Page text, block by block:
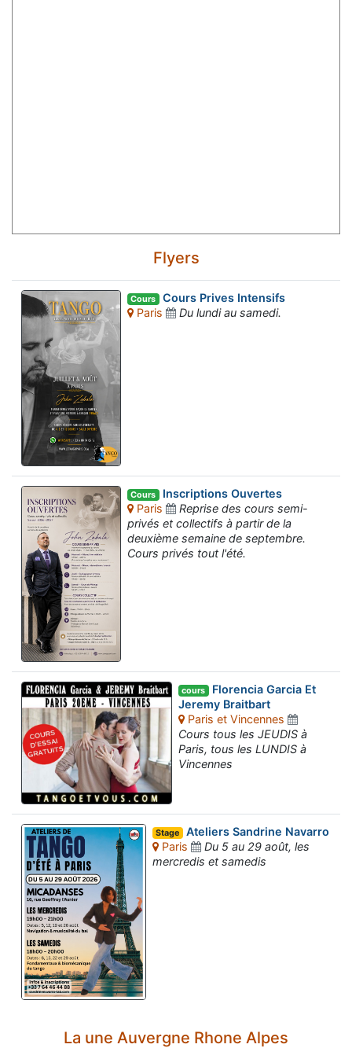
Flyers
Cours Cours Prives Intensifs
Paris
Du lundi au samedi.
Cours Inscriptions Ouvertes
Paris
Reprise des cours semi-
privés et collectifs à partir de la
deuxième semaine de septembre.
Cours privés tout l'été.
cours Florencia Garcia Et
Jeremy Braitbart
Paris et Vincennes
Cours tous les JEUDIS à
Paris, tous les LUNDIS à
Vincennes
Stage Ateliers Sandrine Navarro
Paris
Du 5 au 29 août, les
mercredis et samedis
La une Auvergne Rhone Alpes